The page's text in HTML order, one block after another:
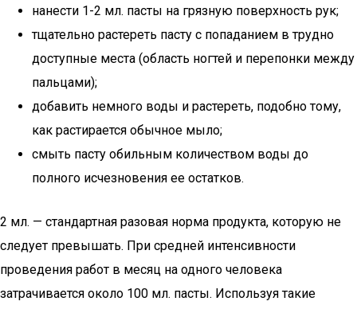
нанести 1-2 мл. пасты на грязную поверхность рук;
тщательно растереть пасту с попаданием в трудно
доступные места (область ногтей и перепонки между
пальцами);
добавить немного воды и растереть, подобно тому,
как растирается обычное мыло;
смыть пасту обильным количеством воды до
полного исчезновения ее остатков.
2 мл. — стандартная разовая норма продукта, которую не
следует превышать. При средней интенсивности
проведения работ в месяц на одного человека
затрачивается около 100 мл. пасты. Используя такие